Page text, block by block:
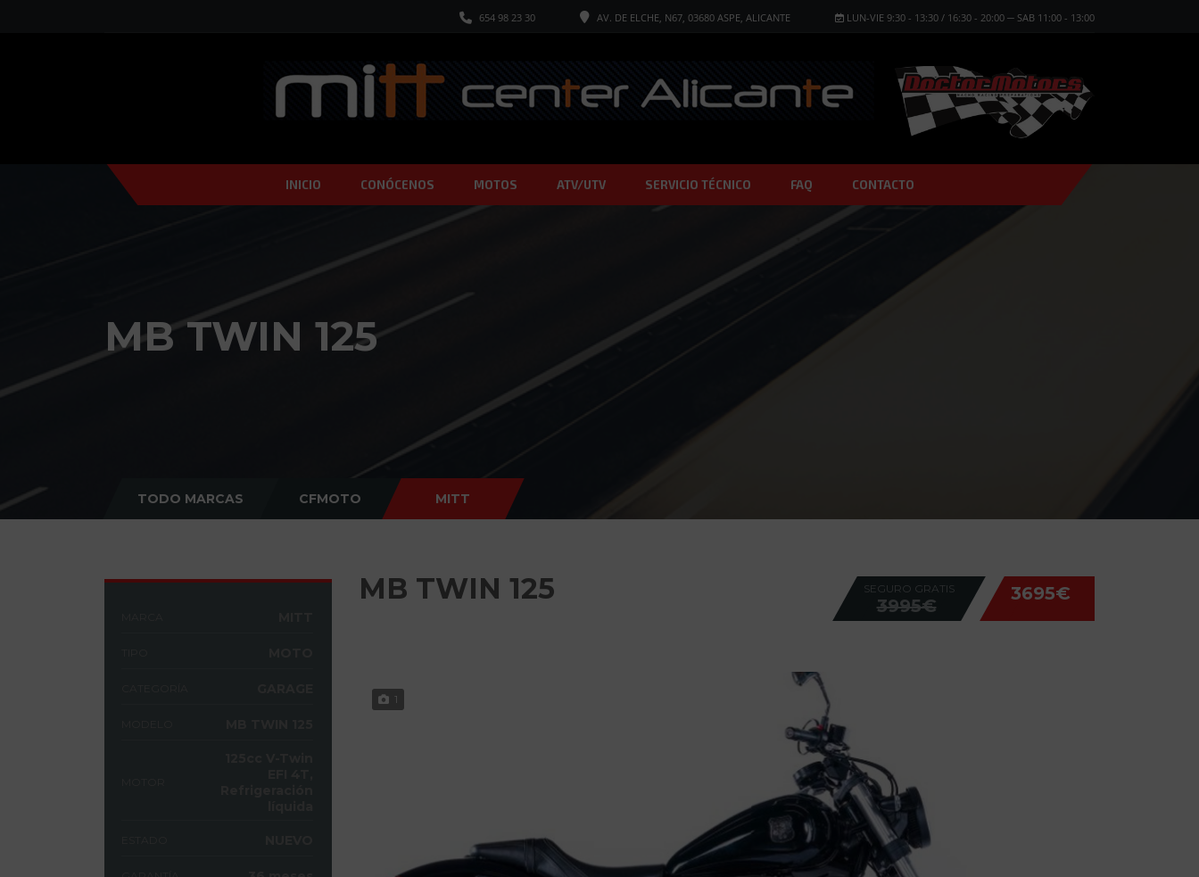
LUN-VIE 9:30 - 13:30 / 16:30 - 20:00 ─ SAB 11:00 - 13:00
AV. DE ELCHE, N67, 03680 ASPE, ALICANTE
654 98 23 30
INICIO CONÓCENOS MOTOS ATV/UTV SERVICIO TÉCNICO FAQ CONTACTO
MB TWIN 125
TODO MARCAS CFMOTO MITT
SEGURO GRATIS
3995€
3695€
MB TWIN 125
1